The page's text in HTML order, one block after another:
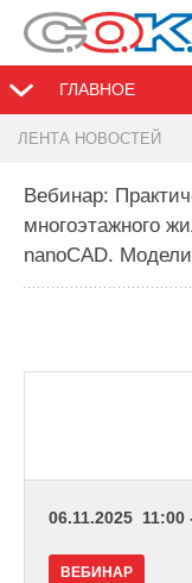
ГЛАВНОЕ
ЛЕНТА НОВОСТЕЙ
Вебинар:
многоэтажного
nanoCAD.
06.11.2025 11:00
ВЕБИНАР